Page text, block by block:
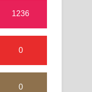
1236
0
0